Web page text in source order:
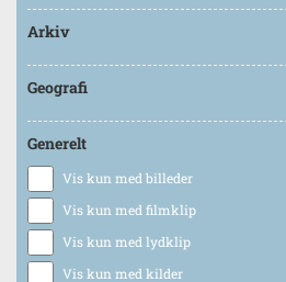
Arkiv
Geografi
Generelt
Vis kun med billeder
Vis kun med filmklip
Vis kun med lydklip
Vis kun med kilder